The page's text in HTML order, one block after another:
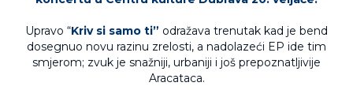
Upravo “Kriv si samo ti” odražava trenutak kad je bend
dosegnuo novu razinu zrelosti, a nadolazeći EP ide tim
smjerom; zvuk je snažniji, urbaniji i još prepoznatljivije
Aracataca.